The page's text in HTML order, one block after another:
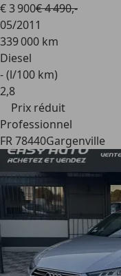
€ 3 900€ 4 490,-
05/2011
339 000 km
Diesel
- (l/100 km)
2,8
Prix réduit
Professionnel
FR 78440Gargenville